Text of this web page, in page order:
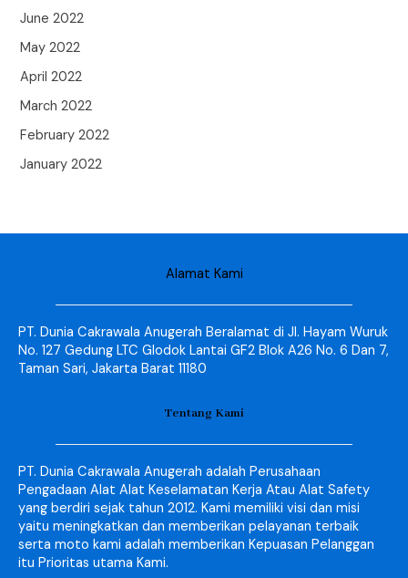
June 2022
May 2022
April 2022
March 2022
February 2022
January 2022
Alamat Kami
PT. Dunia Cakrawala Anugerah Beralamat di Jl. Hayam Wuruk
No. 127 Gedung LTC Glodok Lantai GF2 Blok A26 No. 6 Dan 7,
Taman Sari, Jakarta Barat 11180
Tentang Kami
PT. Dunia Cakrawala Anugerah adalah Perusahaan
Pengadaan Alat Alat Keselamatan Kerja Atau Alat Safety
yang berdiri sejak tahun 2012. Kami memiliki visi dan misi
yaitu meningkatkan dan memberikan pelayanan terbaik
serta moto kami adalah memberikan Kepuasan Pelanggan
itu Prioritas utama Kami.